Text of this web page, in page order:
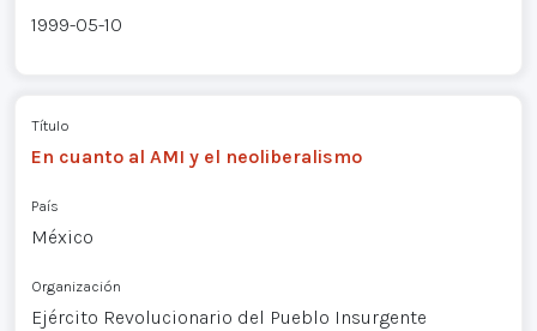
1999-05-10
Título
En cuanto al AMI y el neoliberalismo
País
México
Organización
Ejército Revolucionario del Pueblo Insurgente